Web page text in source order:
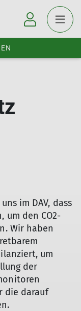
im DAV, dass
um den CO2-
Wir haben
um
der
die darauf